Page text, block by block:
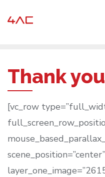
Thank
[vc_row